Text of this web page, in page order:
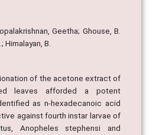
Geetha; Ghouse, B.
Himalayan, B.
of the acetone extract of
leaves afforded a potent
as n-hexadecanoic acid
against fourth instar larvae of
Anopheles stephensi and